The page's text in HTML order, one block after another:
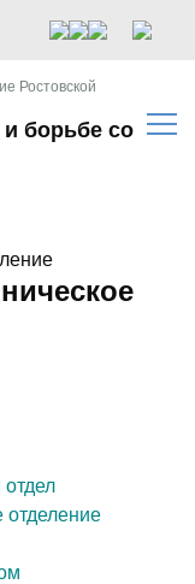
Ростовской
борьбе со
отделение